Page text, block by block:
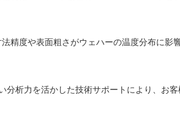
精度や表面粗さがウェハーの温度分布に影
分析力を活かした技術サポートにより、お